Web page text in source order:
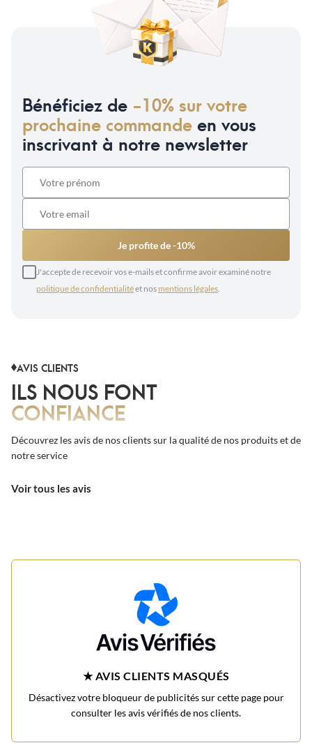
Bénéficiez de -10% sur votre
prochaine commandeen vous
inscrivant à notre newsletter
Je profite de -10%
J'accepte de recevoir vos e-mails et confirme avoir examiné notre
politique de confidentialitéet nos mentions légales.
AVIS CLIENTS
ILS NOUS FONT
CONFIANCE
Découvrez les avis de nos clients sur la qualité de nos produits et de
notre service
Voir tous les avis
★ AVIS CLIENTS MASQUÉS
Désactivez votre bloqueur de publicités sur cette page pour
consulter les avis vérifiés de nos clients.